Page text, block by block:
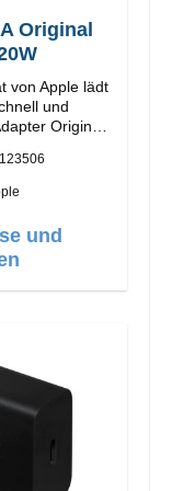
Original
von Apple lädt
und
Original
123506
und